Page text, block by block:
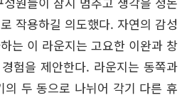
작용하길 의도했다. 자연의 감성
는 이 라운지는 고요한 이완과 창
험을 제안한다. 라운지는 동쪽과
의 두 동으로 나뉘어 각기 다른 휴